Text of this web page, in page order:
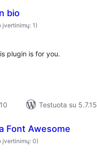
bio
įvertinimų: 1)
plugin is for you.
Testuota su 5.7.15
Font Awesome
įvertinimų: 0)